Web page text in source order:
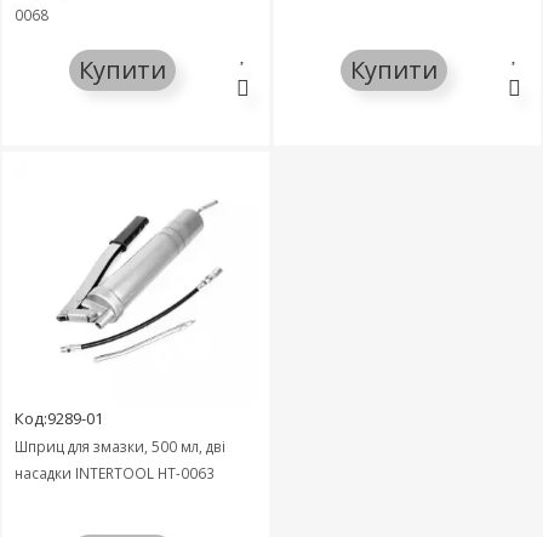
0068
Купити Купити
Код:9289-01
Шприц для змазки, 500 мл, дві
насадки INTERTOOL HT-0063